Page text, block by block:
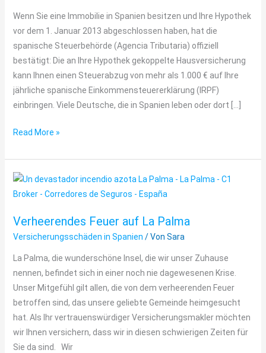
Wenn Sie eine Immobilie in Spanien besitzen und Ihre Hypothek
vor dem 1. Januar 2013 abgeschlossen haben, hat die
spanische Steuerbehörde (Agencia Tributaria) offiziell
bestätigt: Die an Ihre Hypothek gekoppelte Hausversicherung
kann Ihnen einen Steuerabzug von mehr als 1.000 € auf Ihre
jährliche spanische Einkommensteuererklärung (IRPF)
einbringen. Viele Deutsche, die in Spanien leben oder dort […]
über
1.000
Steuern
sparen
Read More »
Verheerendes Feuer auf La Palma
Versicherungsschäden in Spanien / Von Sara
La Palma, die wunderschöne Insel, die wir unser Zuhause
nennen, befindet sich in einer noch nie dagewesenen Krise.
Unser Mitgefühl gilt allen, die von dem verheerenden Feuer
betroffen sind, das unsere geliebte Gemeinde heimgesucht
hat. Als Ihr vertrauenswürdiger Versicherungsmakler möchten
wir Ihnen versichern, dass wir in diesen schwierigen Zeiten für
Sie da sind. Wir
Verheerendes
Feuer
La
Palma